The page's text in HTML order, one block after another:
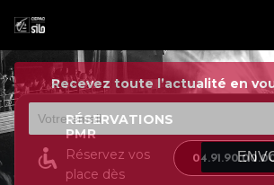
Recevez toute l’actualité en
RÉSERVATIONS
PMR
Réservez vos
place dès